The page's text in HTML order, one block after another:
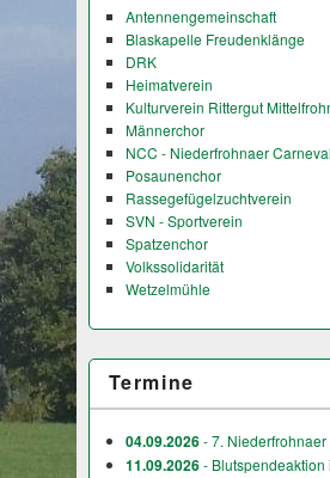
Antennengemeinschaft
Blaskapelle Freudenklänge
DRK
Heimatverein
Kulturverein Rittergut
Männerchor
NCC - Niederfrohnaer
Posaunenchor
Rassegefügelzuchtverein
SVN - Sportverein
Spatzenchor
Volkssolidarität
Wetzelmühle
Termine
04.09.2026- 7. Niederfrohnaer
11.09.2026- Blutspendeaktion